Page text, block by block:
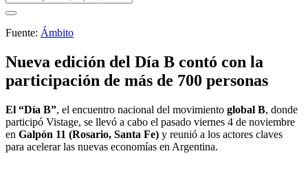
Fuente: Ámbito
Nueva edición del Día B contó con la
participación de más de 700 personas
El “Día B”, el encuentro nacional del movimiento global B, donde
participó Vistage, se llevó a cabo el pasado viernes 4 de noviembre
en Galpón 11 (Rosario, Santa Fe) y reunió a los actores claves
para acelerar las nuevas economías en Argentina.